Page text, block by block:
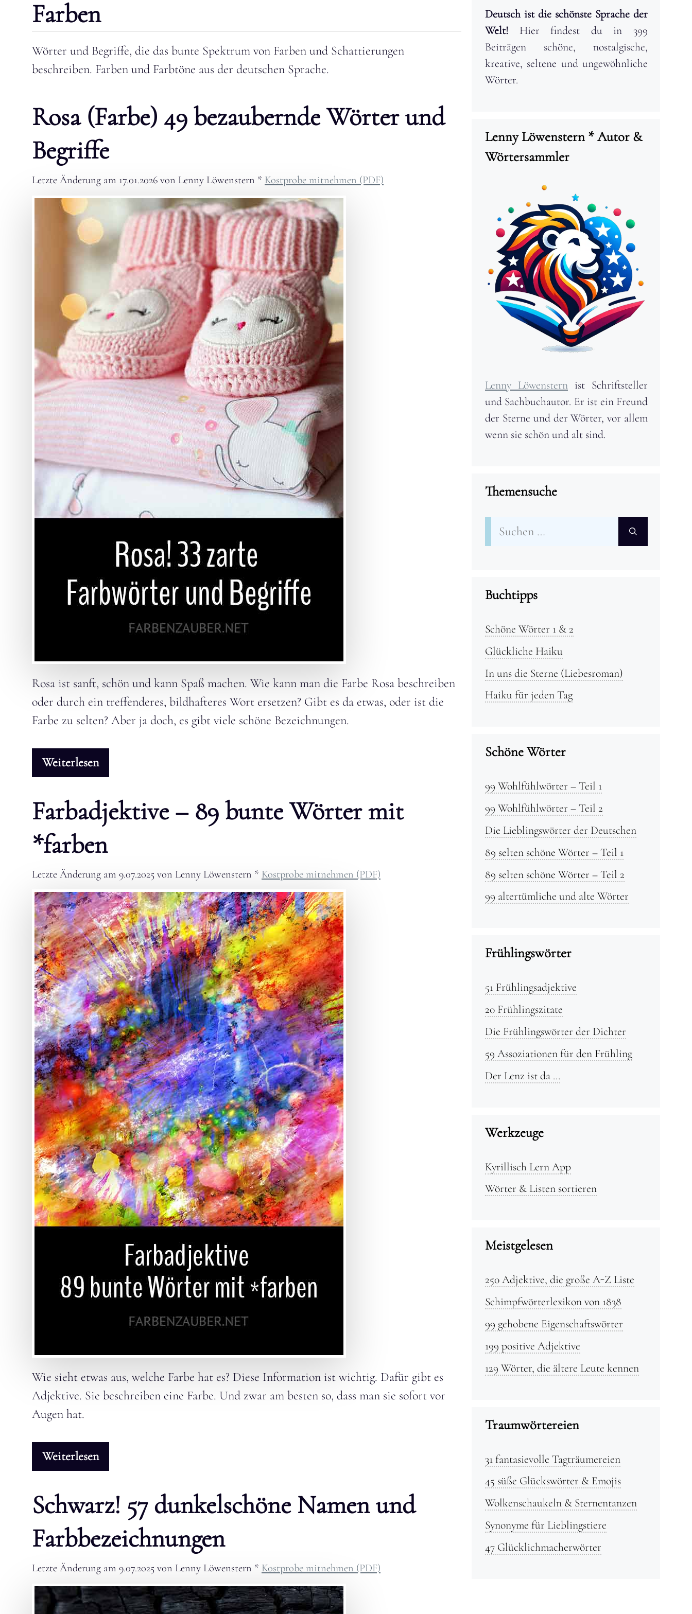
Farben
Wörter und Begriffe, die das bunte Spektrum von Farben und Schattierungen
beschreiben. Farben und Farbtöne aus der deutschen Sprache.
Rosa (Farbe) 49 bezaubernde Wörter und
Begriffe
Letzte Änderung am 17.01.2026 von Lenny Löwenstern * Kostprobe mitnehmen (PDF)
Rosa ist sanft, schön und kann Spaß machen. Wie kann man die Farbe Rosa beschreiben
oder durch ein treffenderes, bildhafteres Wort ersetzen? Gibt es da etwas, oder ist die
Farbe zu selten? Aber ja doch, es gibt viele schöne Bezeichnungen.
Weiterlesen
Farbadjektive – 89 bunte Wörter mit
*farben
Letzte Änderung am 9.07.2025 von Lenny Löwenstern * Kostprobe mitnehmen (PDF)
Wie sieht etwas aus, welche Farbe hat es? Diese Information ist wichtig. Dafür gibt es
Adjektive. Sie beschreiben eine Farbe. Und zwar am besten so, dass man sie sofort vor
Augen hat.
Weiterlesen
Schwarz! 57 dunkelschöne Namen und
Farbbezeichnungen
Letzte Änderung am 9.07.2025 von Lenny Löwenstern * Kostprobe mitnehmen (PDF)
Deutsch ist die schönste Sprache der
Welt! Hier findest du in 399
Beiträgen schöne, nostalgische,
kreative, seltene und ungewöhnliche
Wörter.
Lenny Löwenstern * Autor &
Wörtersammler
Lenny Löwenstern ist Schriftsteller
und Sachbuchautor. Er ist ein Freund
der Sterne und der Wörter, vor allem
wenn sie schön und alt sind.
Themensuche
Suchen
nach:
Buchtipps
Schöne Wörter 1 & 2
Glückliche Haiku
In uns die Sterne (Liebesroman)
Haiku für jeden Tag
Schöne Wörter
99 Wohlfühlwörter – Teil 1
99 Wohlfühlwörter – Teil 2
Die Lieblingswörter der Deutschen
89 selten schöne Wörter – Teil 1
89 selten schöne Wörter – Teil 2
99 altertümliche und alte Wörter
Frühlingswörter
51 Frühlingsadjektive
20 Frühlingszitate
Die Frühlingswörter der Dichter
59 Assoziationen für den Frühling
Der Lenz ist da …
Werkzeuge
Kyrillisch Lern App
Wörter & Listen sortieren
Meistgelesen
250 Adjektive, die große A-Z Liste
Schimpfwörterlexikon von 1838
99 gehobene Eigenschaftswörter
199 positive Adjektive
129 Wörter, die ältere Leute kennen
Traumwörtereien
31 fantasievolle Tagträumereien
45 süße Glückswörter & Emojis
Wolkenschaukeln & Sternentanzen
Synonyme für Lieblingstiere
47 Glücklichmacherwörter